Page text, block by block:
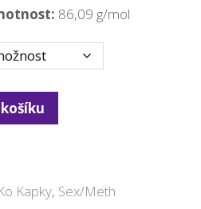
86,09 g/mol
Kapky, Sex/Meth